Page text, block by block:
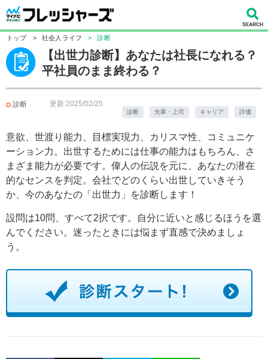
トップ > 社会人ライフ > 診断
【出世力診断】あなたは社長になれる？
平社員のまま終わる？
診断 更新:2025/02/25
診断 先輩・上司 キャリア 評価
意欲、世渡り能力、目標実現力、カリスマ性、コミュニケ
ーション力。出世するためには仕事の能力はもちろん、さ
まざま能力が必要です。偉人の伝説を元に、あなたの潜在
的なセンスを判定。会社でどのくらい出世していきそう
か、今のあなたの「出世力」を診断します！
設問は10問、すべて2択です。自分に近いと感じるほうを選
んでください。迷ったときには悩まず直感で決めましょ
う。